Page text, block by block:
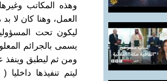
وهذه المكاتب
العمل، وهنا كان لا
ليكون تحت
يسمى بالجرائم
ومن ثم ليطبق وينفذ
ليتم تنفيذها